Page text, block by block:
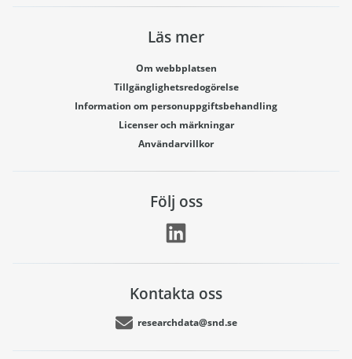
Läs mer
Om webbplatsen
Tillgänglighetsredogörelse
Information om personuppgiftsbehandling
Licenser och märkningar
Användarvillkor
Följ oss
Kontakta oss
researchdata@snd.se